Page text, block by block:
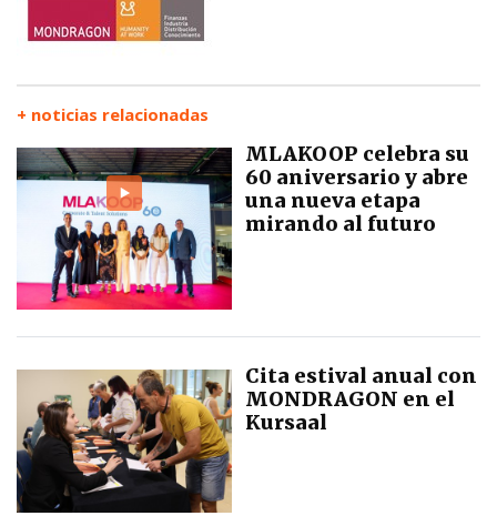
+ noticias relacionadas
MLAKOOP celebra su
60 aniversario y abre
una nueva etapa
mirando al futuro
Cita estival anual con
MONDRAGON en el
Kursaal